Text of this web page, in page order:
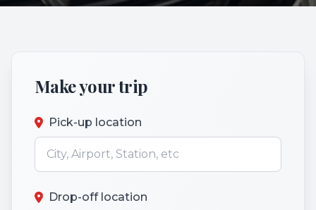
Make your trip
Pick-up location
Drop-off location